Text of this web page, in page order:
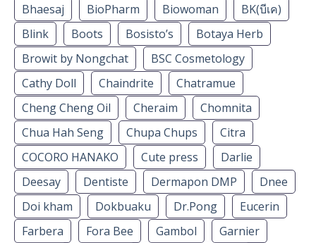
Bhaesaj
BioPharm Biowoman
BK(บีเค)
Blink
Boots Bosisto’s
Botaya Herb
Browit by Nongchat
BSC Cosmetology
Cathy Doll
Chaindrite
Chatramue
Cheng Cheng Oil
Cheraim
Chomnita
Chua Hah Seng
Chupa Chups
Citra
COCORO HANAKO
Cute press
Darlie
Deesay
Dentiste Dermapon DMP
Dnee
Doi kham
Dokbuaku Dr.Pong
Eucerin
Farbera
Fora Bee Gambol
Garnier